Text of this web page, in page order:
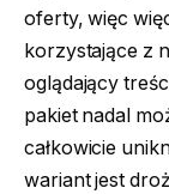
oferty, więc
korzystające z
oglądający
pakiet nadal
całkowicie
wariant jest